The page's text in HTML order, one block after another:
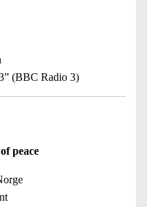
(BBC Radio 3)
peace